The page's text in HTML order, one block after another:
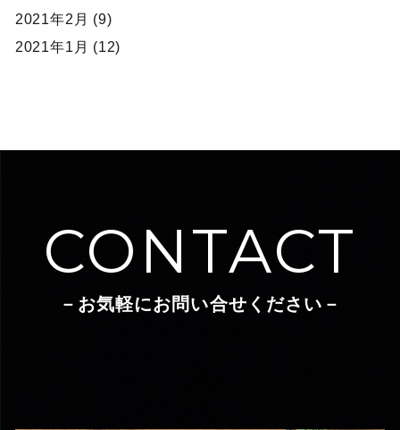
2021年2月 (9)
2021年1月 (12)
CONTACT
－お気軽にお問い合せください－